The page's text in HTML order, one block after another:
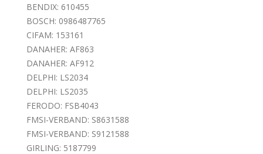
BENDIX: 610455
BOSCH: 0986487765
CIFAM: 153161
DANAHER: AF863
DANAHER: AF912
DELPHI: LS2034
DELPHI: LS2035
FERODO: FSB4043
FMSI-VERBAND: S8631588
FMSI-VERBAND: S9121588
GIRLING: 5187799